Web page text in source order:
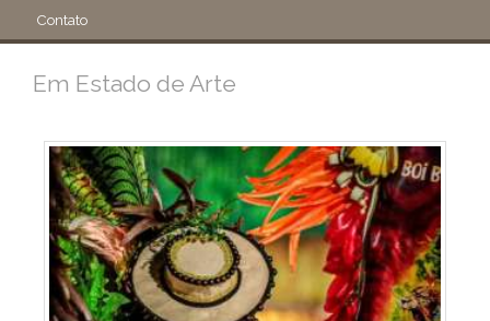
Contato
Em Estado de Arte